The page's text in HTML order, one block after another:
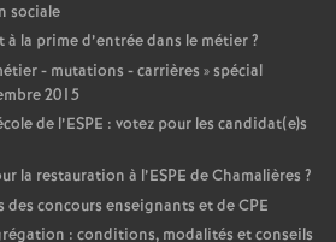
sociale
la prime d’entrée dans le métier?
- mutations - carrières » spécial
2015
de l’ESPE : votez pour les candidat(e)s
la restauration à l’ESPE de Chamalières ?
concours enseignants et de CPE
: conditions, modalités et conseils